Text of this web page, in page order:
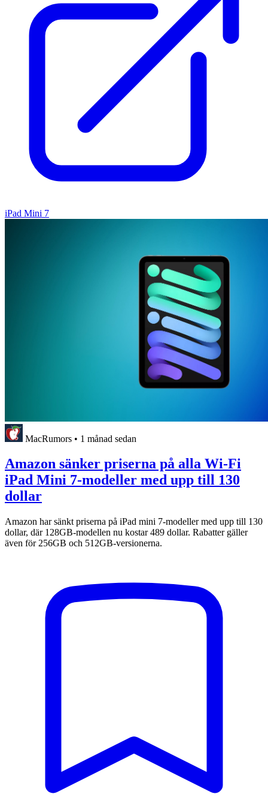
iPad Mini 7
MacRumors • 1 månad sedan
Amazon sänker priserna på alla Wi-Fi
iPad Mini 7-modeller med upp till 130
dollar
Amazon har sänkt priserna på iPad mini 7-modeller med upp till 130
dollar, där 128GB-modellen nu kostar 489 dollar. Rabatter gäller
även för 256GB och 512GB-versionerna.